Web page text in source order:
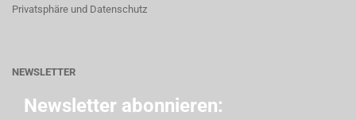
Privatsphäre und Datenschutz
NEWSLETTER
Newsletter abonnieren: